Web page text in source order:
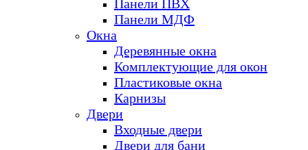
Панели ПВХ
Панели МДФ
Окна
Деревянные окна
Комплектующие для окон
Пластиковые окна
Карнизы
Двери
Входные двери
Двери для бани